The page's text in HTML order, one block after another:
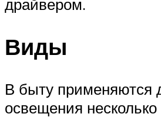
драйвером.
Виды
В быту применяются
освещения